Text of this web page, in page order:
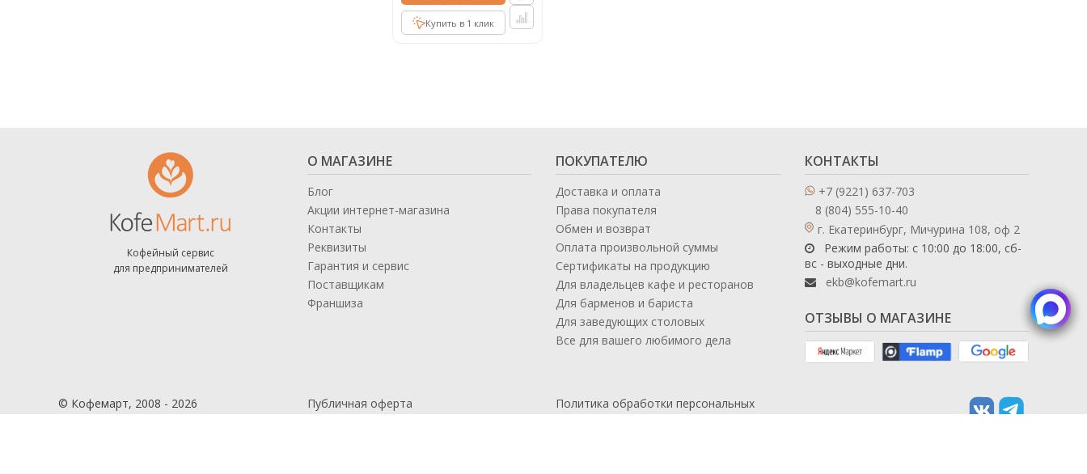
Купить в 1 клик
Кофейный сервис
для предпринимателей
О МАГАЗИНЕ
Блог
Акции интернет-магазина
Контакты
Реквизиты
Гарантия и сервис
Поставщикам
Франшиза
ПОКУПАТЕЛЮ
Доставка и оплата
Права покупателя
Обмен и возврат
Оплата произвольной суммы
Сертификаты на продукцию
Для владельцев кафе и ресторанов
Для барменов и бариста
Для заведующих столовых
Все для вашего любимого дела
КОНТАКТЫ
+7 (9221) 637-703
8 (804) 555-10-40
г. Екатеринбург, Мичурина 108, оф 2
Режим работы: с 10:00 до 18:00, сб-
вс - выходные дни.
ekb@kofemart.ru
ОТЗЫВЫ О МАГАЗИНЕ
© Кофемарт, 2008 - 2026 Публичная оферта
Политика обработки персональных